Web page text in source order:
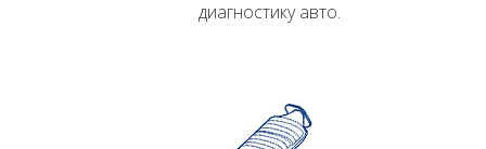
диагностику авто.